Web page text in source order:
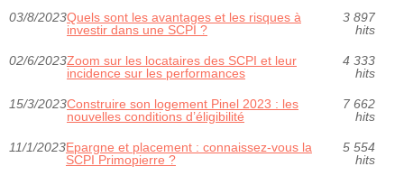
03/8/2023Quels sont les avantages et les risques à
investir dans une SCPI ?
3 897
hits
02/6/2023Zoom sur les locataires des SCPI et leur
incidence sur les performances
4 333
hits
15/3/2023Construire son logement Pinel 2023 : les
nouvelles conditions d’éligibilité
7 662
hits
11/1/2023Epargne et placement : connaissez-vous la
SCPI Primopierre ?
5 554
hits